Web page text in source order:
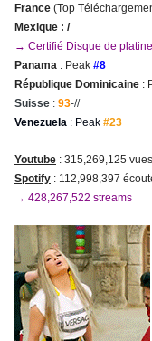
France (Top
Mexique : /
→ Certifié Disque de
Panama : Peak #8
République Dominicaine :
Suisse : 93-//
Venezuela : Peak #23
Youtube : 315,269,125 vues
Spotify : 112,998,397
→ 428,267,522 streams